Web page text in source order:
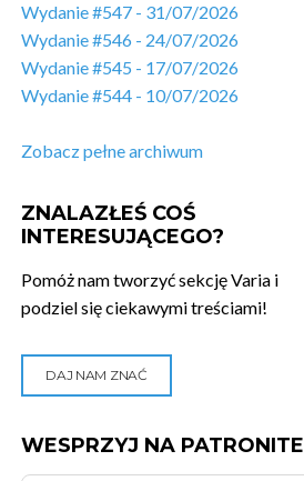
Wydanie #547 - 31/07/2026
Wydanie #546 - 24/07/2026
Wydanie #545 - 17/07/2026
Wydanie #544 - 10/07/2026
Zobacz pełne archiwum
ZNALAZŁEŚ COŚ
INTERESUJĄCEGO?
Pomóż nam tworzyć sekcję Varia i
podziel się ciekawymi treściami!
DAJ NAM ZNAĆ
WESPRZYJ NA PATRONITE